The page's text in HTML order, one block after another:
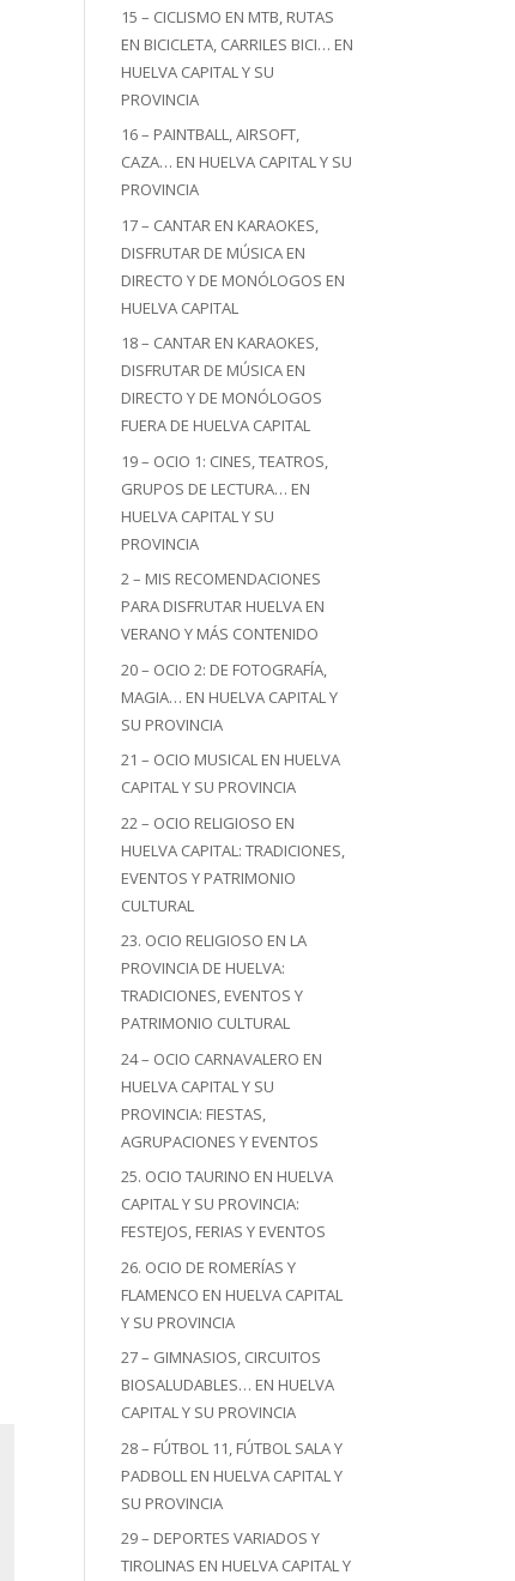
15 – CICLISMO EN MTB, RUTAS
EN BICICLETA, CARRILES BICI… EN
HUELVA CAPITAL Y SU
PROVINCIA
16 – PAINTBALL, AIRSOFT,
CAZA… EN HUELVA CAPITAL Y SU
PROVINCIA
17 – CANTAR EN KARAOKES,
DISFRUTAR DE MÚSICA EN
DIRECTO Y DE MONÓLOGOS EN
HUELVA CAPITAL
18 – CANTAR EN KARAOKES,
DISFRUTAR DE MÚSICA EN
DIRECTO Y DE MONÓLOGOS
FUERA DE HUELVA CAPITAL
19 – OCIO 1: CINES, TEATROS,
GRUPOS DE LECTURA… EN
HUELVA CAPITAL Y SU
PROVINCIA
2 – MIS RECOMENDACIONES
PARA DISFRUTAR HUELVA EN
VERANO Y MÁS CONTENIDO
20 – OCIO 2: DE FOTOGRAFÍA,
MAGIA… EN HUELVA CAPITAL Y
SU PROVINCIA
21 – OCIO MUSICAL EN HUELVA
CAPITAL Y SU PROVINCIA
22 – OCIO RELIGIOSO EN
HUELVA CAPITAL: TRADICIONES,
EVENTOS Y PATRIMONIO
CULTURAL
23. OCIO RELIGIOSO EN LA
PROVINCIA DE HUELVA:
TRADICIONES, EVENTOS Y
PATRIMONIO CULTURAL
24 – OCIO CARNAVALERO EN
HUELVA CAPITAL Y SU
PROVINCIA: FIESTAS,
AGRUPACIONES Y EVENTOS
25. OCIO TAURINO EN HUELVA
CAPITAL Y SU PROVINCIA:
FESTEJOS, FERIAS Y EVENTOS
26. OCIO DE ROMERÍAS Y
FLAMENCO EN HUELVA CAPITAL
Y SU PROVINCIA
27 – GIMNASIOS, CIRCUITOS
BIOSALUDABLES… EN HUELVA
CAPITAL Y SU PROVINCIA
28 – FÚTBOL 11, FÚTBOL SALA Y
PADBOLL EN HUELVA CAPITAL Y
SU PROVINCIA
29 – DEPORTES VARIADOS Y
TIROLINAS EN HUELVA CAPITAL Y